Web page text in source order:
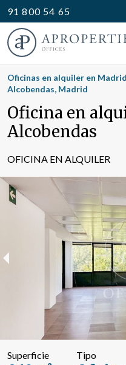
91 800 54 65
Encuentre su
Tipo
Buscar por texto o
Oficinas en alquiler en Madrid
Alcobendas, Madrid
Oficina en
Alcobendas
OFICINA EN ALQUILER
Superficie Tipo